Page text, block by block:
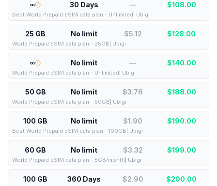
∞ 30 Days — $108.00
Best World Prepaid eSIM data plan - Unlimited| Ubigi
25 GB No limit $5.12 $128.00
World Prepaid eSIM data plan - 25GB| Ubigi
∞ No limit — $140.00
World Prepaid eSIM data plan - Unlimited| Ubigi
50 GB No limit $3.76 $188.00
World Prepaid eSIM data plan - 50GB| Ubigi
100 GB No limit $1.90 $190.00
Best World Prepaid eSIM data plan - 100GB| Ubigi
60 GB No limit $3.32 $199.00
World Prepaid eSIM data plan - 5GB/month| Ubigi
100 GB 360 Days $2.90 $290.00